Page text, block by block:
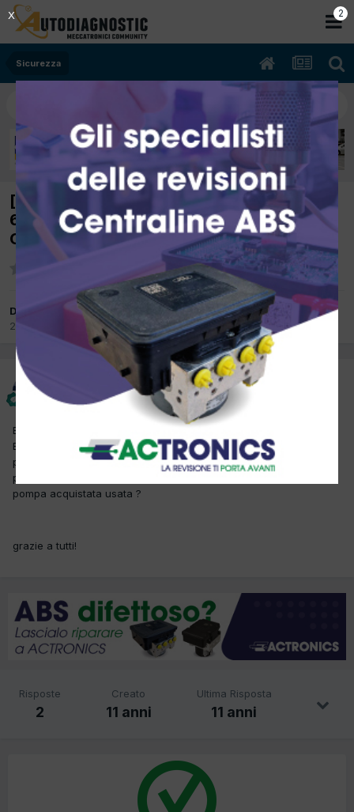
Sicurezza
[mercedes Classe A 169 04/2008 2000cc
640942 60Kw Diesel] ESP/ASR AVARIA
ClONAZIONE MODULO ELETTRICO ?
Da asylum
25 Luglio 2015
in Sicurezza
Inviato 25 Luglio 2015
Buongiorno,ho un problema cona una Classe A W169,avaria
ESP/ASR,l'errore in diagnosi è "mancata alimentazione Pompa".
presumo di dover sostituire tutto il gruppo ABS,sapete dirmi se è
possibile fare una clonazione del modulo per trasferirlo in una
pompa acquistata usata ?
grazie a tutti!
Risposte
2
Creato
11 anni
Ultima Risposta
11 anni
2
X